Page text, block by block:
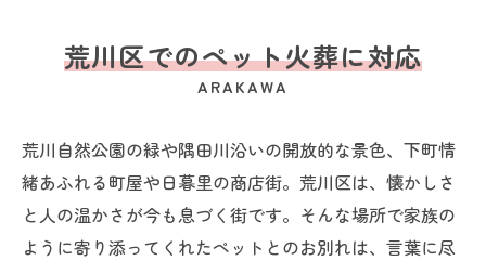
荒川区でのペット火葬に対応
ARAKAWA
荒川自然公園の緑や隅田川沿いの開放的な景色、下町情
緒あふれる町屋や日暮里の商店街。荒川区は、懐かしさ
と人の温かさが今も息づく街です。そんな場所で家族の
ように寄り添ってくれたペットとのお別れは、言葉に尽